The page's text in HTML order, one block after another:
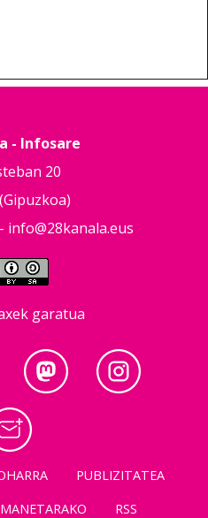
- Infosare
20
info@28kanala.eus
garatua
PUBLIZITATEA
RSS